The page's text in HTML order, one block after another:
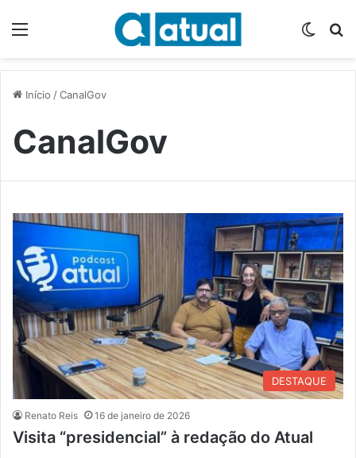
Início /CanalGov
CanalGov
DESTAQUE
Renato Reis 16 de janeiro de 2026
Visita “presidencial” à redação do Atual